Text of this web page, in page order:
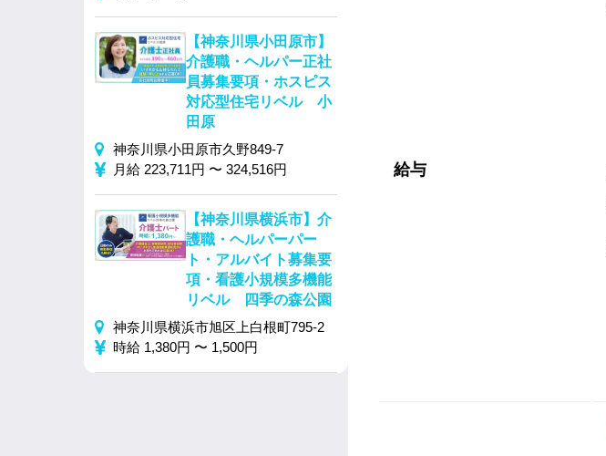
給与
【神奈川県小田原市】
介護職・ヘルパー正社
員募集要項・ホスピス
対応型住宅リベル 小
田原
神奈川県小田原市久野849‐7
月給 223,711円 〜 324,516円
【神奈川県横浜市】介
護職・ヘルパーパー
ト・アルバイト募集要
項・看護小規模多機能
リベル 四季の森公園
神奈川県横浜市旭区上白根町795‐2
時給 1,380円 〜 1,500円